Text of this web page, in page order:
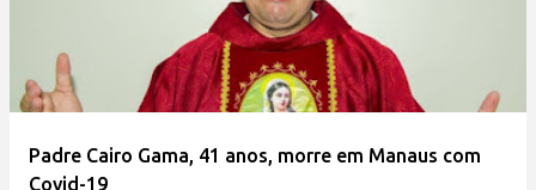
Padre Cairo Gama, 41 anos, morre em Manaus com
Covid-19